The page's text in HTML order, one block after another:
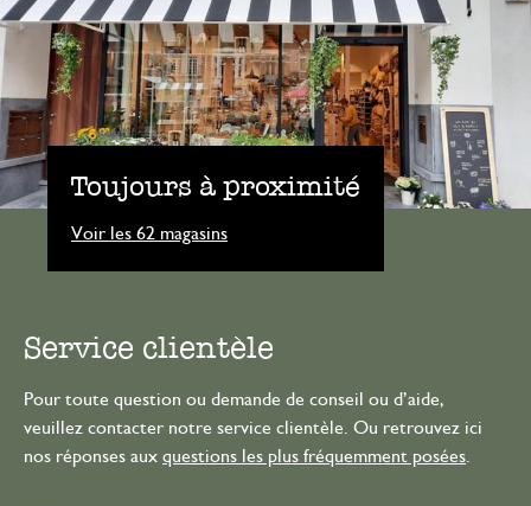
Toujours à proximité
Voir les 62 magasins
Service clientèle
Pour toute question ou demande de conseil ou d’aide,
veuillez contacter notre service clientèle. Ou retrouvez ici
nos réponses aux questions les plus fréquemment posées